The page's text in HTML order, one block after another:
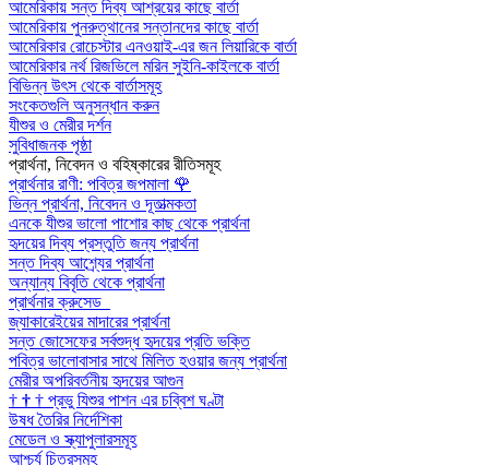
আমেরিকায় সন্ত দিব্য আশ্রয়ের কাছে বার্তা
আমেরিকায় পুনরুত্থানের সন্তানদের কাছে বার্তা
আমেরিকার রোচেস্টার এনওয়াই-এর জন লিয়ারিকে বার্তা
আমেরিকার নর্থ রিজভিলে মরিন সুইনি-কাইলকে বার্তা
বিভিন্ন উৎস থেকে বার্তাসমূহ
সংকেতগুলি অনুসন্ধান করুন
যীশুর ও মেরীর দর্শন
সুবিধাজনক পৃষ্ঠা
প্রার্থনা, নিবেদন ও বহিষ্কারের রীতিসমূহ
প্রার্থনার রাণী: পবিত্র জপমালা 🌹
ভিন্ন প্রার্থনা, নিবেদন ও দূতাত্মকতা
এনকে যীশুর ভালো পাশোর কাছ থেকে প্রার্থনা
হৃদয়ের দিব্য প্রস্তুতি জন্য প্রার্থনা
সন্ত দিব্য আশ্র্যের প্রার্থনা
অন্যান্য বিবৃতি থেকে প্রার্থনা
প্রার্থনার ক্রুসেড
জ্যাকারেইয়ের মাদারের প্রার্থনা
সন্ত জোসেফের সর্বশুদ্ধ হৃদয়ের প্রতি ভক্তি
পবিত্র ভালোবাসার সাথে মিলিত হওয়ার জন্য প্রার্থনা
মেরীর অপরিবর্তনীয় হৃদয়ের আগুন
† † † প্রভু যিশুর পাশন এর চব্বিশ ঘণ্টা
উষধ তৈরির নির্দেশিকা
মেডেল ও স্ক্যাপুলারসমূহ
আশ্চর্য চিত্রসমূহ